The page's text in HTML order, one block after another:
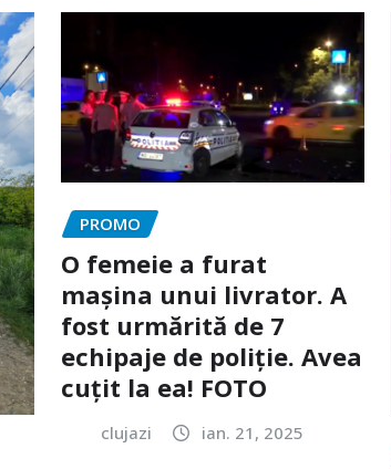
PROMO
O femeie a furat
mașina unui livrator. A
fost urmărită de 7
echipaje de poliție. Avea
cuțit la ea! FOTO
clujazi
ian. 21, 2025